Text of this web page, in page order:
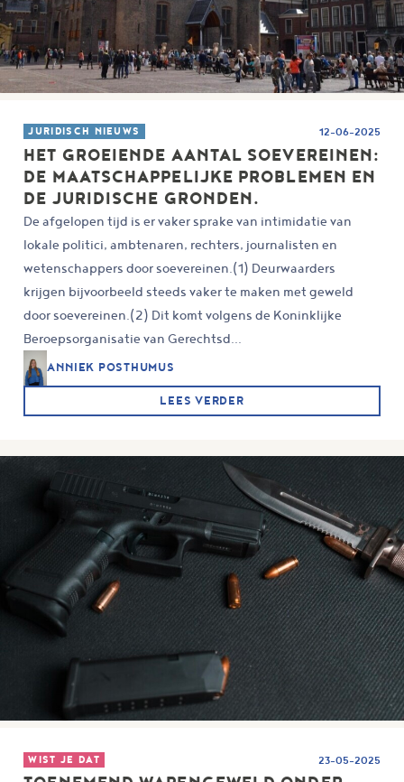
HET GROEIENDE AANTAL SOEVEREINEN:
DE MAATSCHAPPELIJKE PROBLEMEN EN
DE JURIDISCHE GRONDEN.
JURIDISCH NIEUWS 12-06-2025
De afgelopen tijd is er vaker sprake van intimidatie van
lokale politici, ambtenaren, rechters, journalisten en
wetenschappers door soevereinen.(1) Deurwaarders
krijgen bijvoorbeeld steeds vaker te maken met geweld
door soevereinen.(2) Dit komt volgens de Koninklijke
Beroepsorganisatie van Gerechtsd...
ANNIEK POSTHUMUS
LEES VERDER
WIST JE DAT 23-05-2025